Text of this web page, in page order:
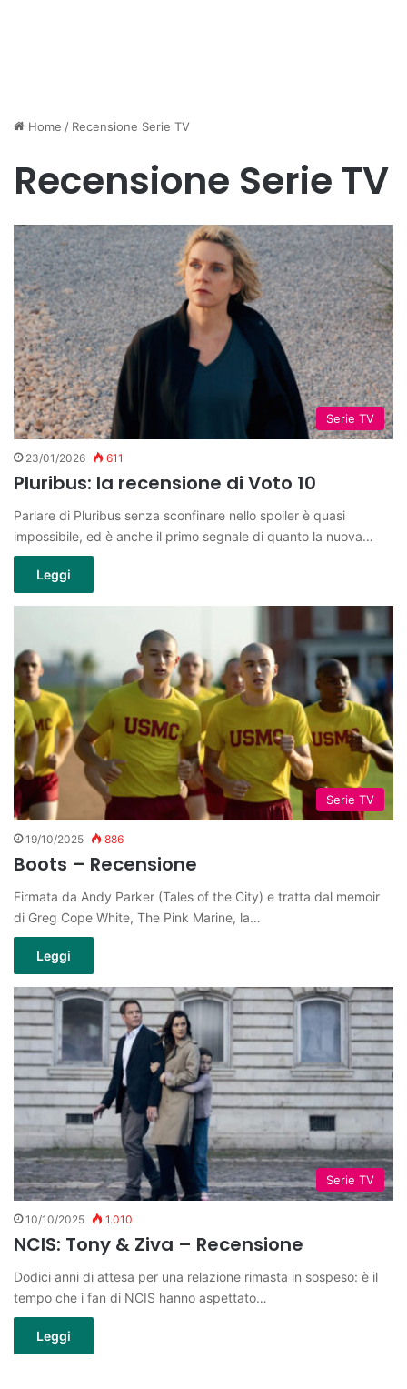
Home / Recensione Serie TV
Recensione Serie TV
Serie TV
23/01/2026 611
Pluribus: la recensione di Voto 10
Parlare di Pluribus senza sconfinare nello spoiler è quasi
impossibile, ed è anche il primo segnale di quanto la nuova…
Leggi
Serie TV
19/10/2025 886
Boots – Recensione
Firmata da Andy Parker (Tales of the City) e tratta dal memoir
di Greg Cope White, The Pink Marine, la…
Leggi
Serie TV
10/10/2025 1.010
NCIS: Tony & Ziva – Recensione
Dodici anni di attesa per una relazione rimasta in sospeso: è il
tempo che i fan di NCIS hanno aspettato…
Leggi